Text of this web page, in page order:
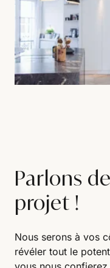
Parlons
projet !
Nous serons à vos
révéler tout le